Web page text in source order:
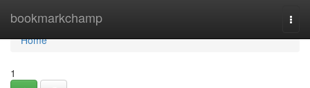
bookmarkchamp
Home
Home
1